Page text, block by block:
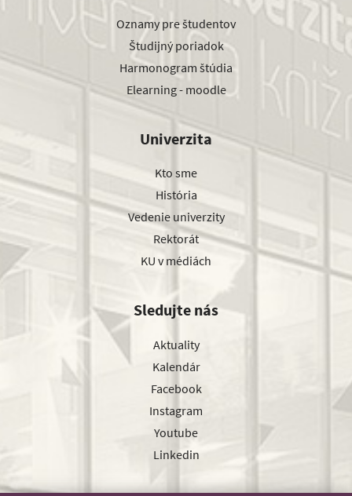
Oznamy pre študentov
Študijný poriadok
Harmonogram štúdia
Elearning - moodle
Univerzita
Kto sme
História
Vedenie univerzity
Rektorát
KU v médiách
Sledujte nás
Aktuality
Kalendár
Facebook
Instagram
Youtube
Linkedin